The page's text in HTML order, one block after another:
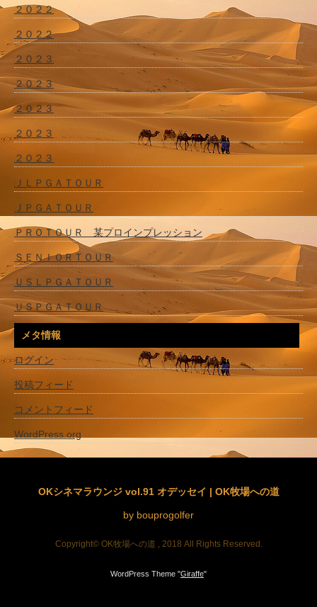
２０２２
２０２２
２０２３
２０２３
２０２３
２０２３
２０２３
ＪＬＰＧＡＴＯＵＲ
ＪＰＧＡＴＯＵＲ
ＰＲＯＴＯＵＲ 某プロインプレッション
ＳＥＮＩＯＲＴＯＵＲ
ＵＳＬＰＧＡＴＯＵＲ
ＵＳＰＧＡＴＯＵＲ
メタ情報
ログイン
投稿フィード
コメントフィード
WordPress.org
OKシネマラウンジ vol.91 オデッセイ | OK牧場への道
by bouprogolfer
Copyright© OK牧場への道 , 2018 All Rights Reserved.
WordPress Theme "Giraffe"